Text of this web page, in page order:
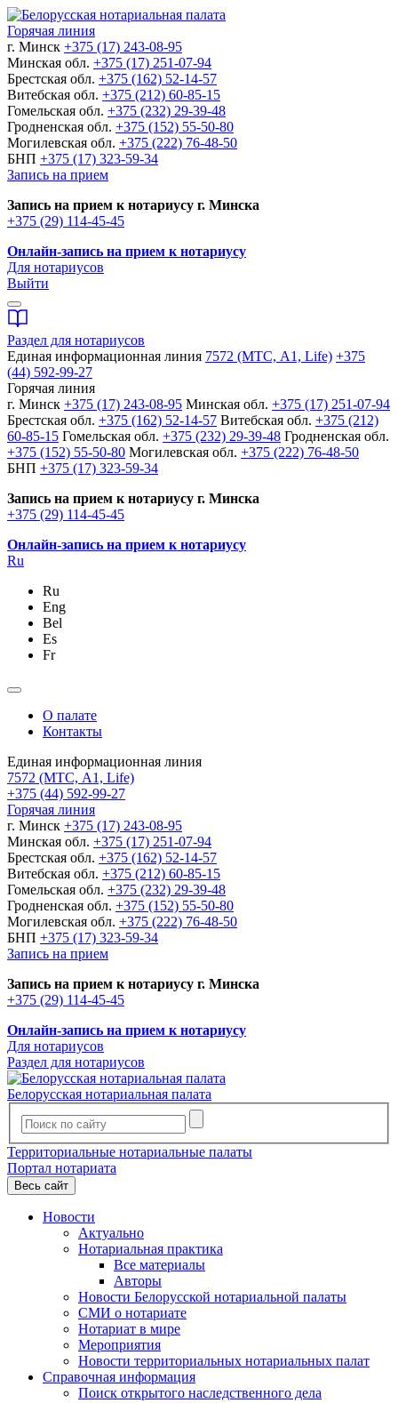
Горячая линия
г. Минск +375 (17) 243-08-95
Минская обл. +375 (17) 251-07-94
Брестская обл. +375 (162) 52-14-57
Витебская обл. +375 (212) 60-85-15
Гомельская обл. +375 (232) 29-39-48
Гродненская обл. +375 (152) 55-50-80
Могилевская обл. +375 (222) 76-48-50
БНП +375 (17) 323-59-34
Запись на прием
Запись на прием к нотариусу г. Минска
+375 (29) 114-45-45
Онлайн-запись на прием к нотариусу
Для нотариусов
Выйти
Раздел для нотариусов
Единая информационная линия 7572 (МТС, A1, Life) +375
(44) 592-99-27
Горячая линия
г. Минск +375 (17) 243-08-95 Минская обл. +375 (17) 251-07-94
Брестская обл. +375 (162) 52-14-57 Витебская обл. +375 (212)
60-85-15 Гомельская обл. +375 (232) 29-39-48 Гродненская обл.
+375 (152) 55-50-80 Могилевская обл. +375 (222) 76-48-50
БНП +375 (17) 323-59-34
Запись на прием к нотариусу г. Минска
+375 (29) 114-45-45
Онлайн-запись на прием к нотариусу
Ru
Ru
Eng
Bel
Es
Fr
О палате
Контакты
Единая информационная линия
7572 (МТС, A1, Life)
+375 (44) 592-99-27
Горячая линия
г. Минск +375 (17) 243-08-95
Минская обл. +375 (17) 251-07-94
Брестская обл. +375 (162) 52-14-57
Витебская обл. +375 (212) 60-85-15
Гомельская обл. +375 (232) 29-39-48
Гродненская обл. +375 (152) 55-50-80
Могилевская обл. +375 (222) 76-48-50
БНП +375 (17) 323-59-34
Запись на прием
Запись на прием к нотариусу г. Минска
+375 (29) 114-45-45
Онлайн-запись на прием к нотариусу
Для нотариусов
Раздел для нотариусов
Белорусская нотариальная палата
Территориальные нотариальные палаты
Портал нотариата
Весь сайт
Новости
Актуально
Нотариальная практика
Все материалы
Авторы
Новости Белорусской нотариальной палаты
СМИ о нотариате
Нотариат в мире
Мероприятия
Новости территориальных нотариальных палат
Справочная информация
Поиск открытого наследственного дела